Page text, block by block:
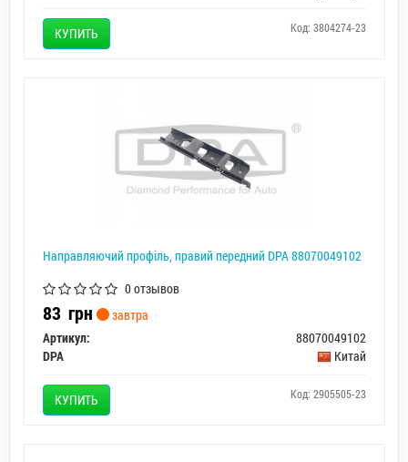
КУПИТЬ Код: 3804274-23
Направляючий профіль, правий передний DPA 88070049102
0 отзывов
83 грн
завтра
Артикул:
88070049102
DPA
Китай
КУПИТЬ Код: 2905505-23